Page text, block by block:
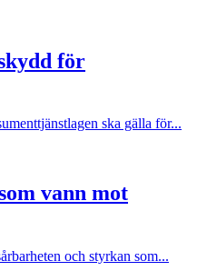
för
ska gälla för...
vann mot
och styrkan som...